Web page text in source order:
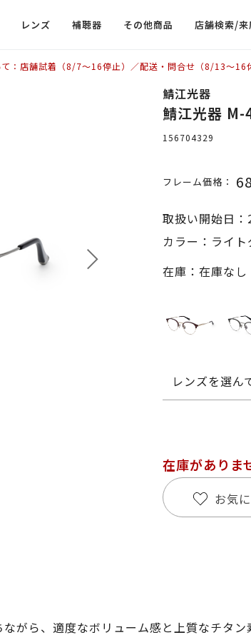
レンズ 補聴器 その他商品 店舗検索/
：店舗試着（8/7〜16停止）／配送・問合せ（8/13〜16
鯖江光器
鯖江光器
156704329
フレーム価格：
取扱い開始日
カラー：ライ
在庫：在庫なし
レンズを選ん
在庫がありま
お気
がら、適度なボリューム感と上質なチタ